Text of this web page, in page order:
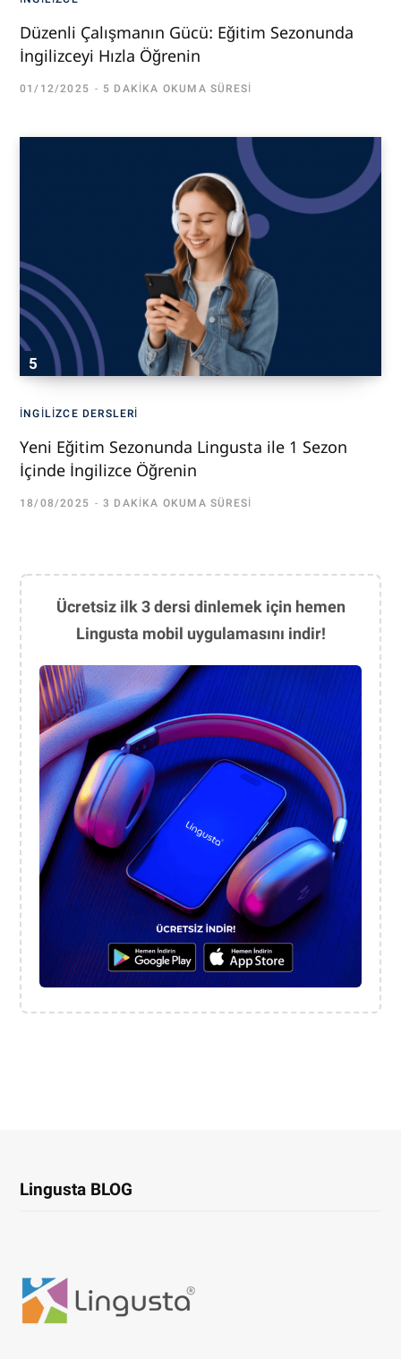
Düzenli Çalışmanın Gücü: Eğitim Sezonunda
İngilizceyi Hızla Öğrenin
01/12/2025 5 DAKIKA OKUMA SÜRESI
İNGILIZCE DERSLERI
Yeni Eğitim Sezonunda Lingusta ile 1 Sezon
İçinde İngilizce Öğrenin
18/08/2025 3 DAKIKA OKUMA SÜRESI
Ücretsiz ilk 3 dersi dinlemek için hemen
Lingusta mobil uygulamasını indir!
Lingusta BLOG